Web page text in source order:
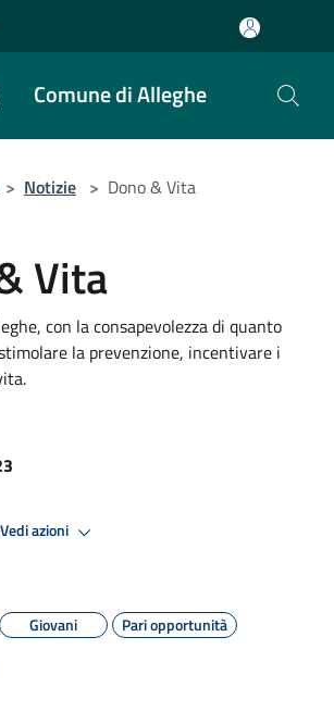
Comune di Alleghe
> Notizie > Dono & Vita
Vita
con la consapevolezza di quanto
la prevenzione, incentivare i
Vedi azioni
Giovani
Pari opportunità